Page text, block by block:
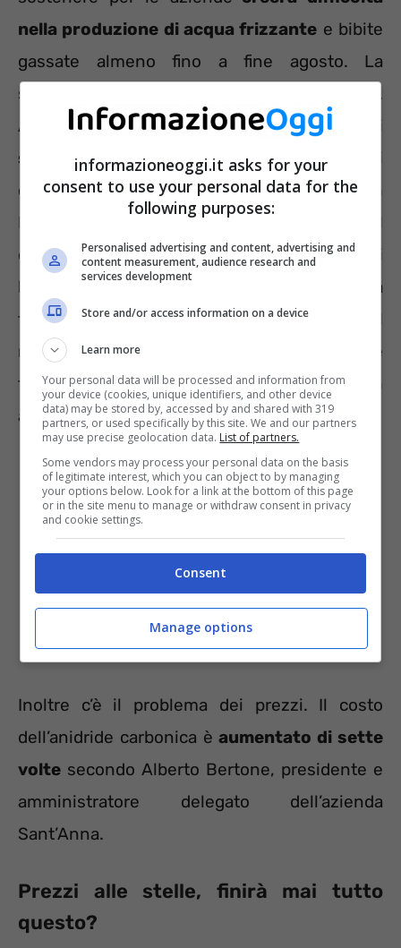
nella produzione di acqua frizzante e bibite
gassate almeno fino a fine agosto. La
situazione è già grave in diverse città italiane.
A Torino l’acquisto è impossibile, gli scaffali
sono vuotianche in note catene commerciali
come PAM e Carrefour. Stessa situazione in
Emilia Romagna dove è stato imposto il
divieto di non fare scorte nei supermercati
hanno ancora delle confezioni di acqua
frizzante. E poi c’è laLombardiadove al
massimo è reperibile l’acqua leggermente
frizzante. Gli ordini partono ma la merce non
arriva.
Inoltre c’è il problema dei prezzi. Il costo
dell’anidride carbonica èaumentato di sette
volte secondo Alberto Bertone, presidente e
amministratore delegato dell’azienda
Sant’Anna.
Prezzi alle stelle, finirà mai tutto
questo?
informazioneoggi.it asks for your
consent to use your personal data for the
following purposes:
Personalised advertising and content, advertising and
content measurement, audience research and
services development
Store and/or access information on a device
Learn more
Your personal data will be processed and information from
your device (cookies, unique identifiers, and other device
data) may be stored by, accessed by and shared with 319
partners, or used specifically by this site. We and our partners
may use precise geolocation data. List of partners.
Some vendors may process your personal data on the basis
of legitimate interest, which you can object to by managing
your options below. Look for a link at the bottom of this page
or in the site menu to manage or withdraw consent in privacy
and cookie settings.
Consent
Manage options